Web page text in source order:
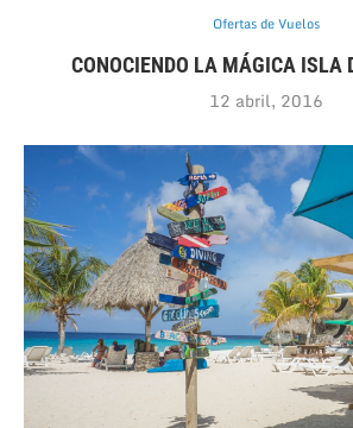
Ofertas de Vuelos
CONOCIENDO LA MÁGICA ISLA
12 abril, 2016